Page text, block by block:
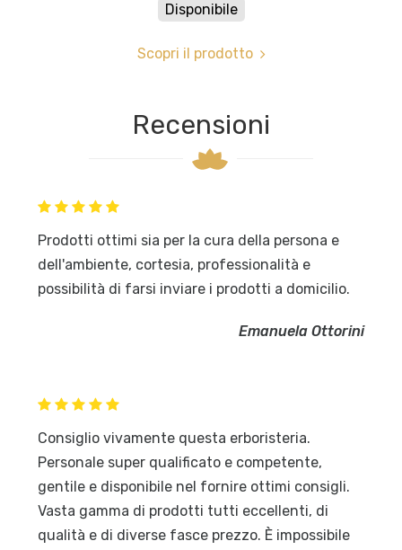
Disponibile
Scopri il prodotto
Recensioni
Prodotti ottimi sia per la cura della persona e
dell'ambiente, cortesia, professionalità e
possibilità di farsi inviare i prodotti a domicilio.
Emanuela Ottorini
Consiglio vivamente questa erboristeria.
Personale super qualificato e competente,
gentile e disponibile nel fornire ottimi consigli.
Vasta gamma di prodotti tutti eccellenti, di
qualità e di diverse fasce prezzo. È impossibile